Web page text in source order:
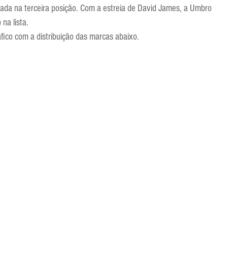
Americana Escola Argentina Escola Espanhola
na terceira posição. Com a estreia de David James, a Umbro
na lista.
com a distribuição das marcas abaixo.